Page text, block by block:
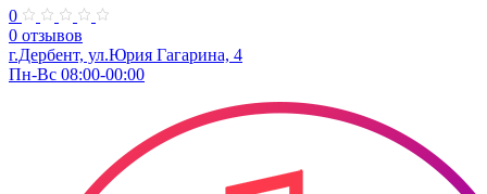
0
0 отзывов
г.Дербент, ул.Юрия Гагарина, 4
Пн-Вс 08:00-00:00